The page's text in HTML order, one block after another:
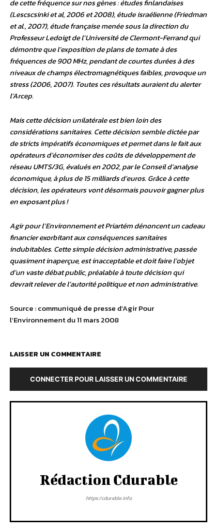
de cette fréquence sur nos gènes : études finlandaises
(Lescscsinki et al, 2006 et 2008), étude israélienne (Friedman
et al., 2007), étude française menée sous la direction du
Professeur Ledoigt de l’Université de Clermont-Ferrand qui
démontre que l’exposition de plans de tomate à des
fréquences de 900 MHz, pendant de courtes durées à des
niveaux de champs électromagnétiques faibles, provoque un
stress (2006, 2007). Toutes ces résultats auraient du alerter
l’Arcep.
Mais cette décision unilatérale est bien loin des
considérations sanitaires. Cette décision semble dictée par
de stricts impératifs économiques et permet dans le fait aux
opérateurs d’économiser des coûts de développement de
réseau UMTS/3G, évalués en 2002, par le Conseil d’analyse
économique, à plus de 15 milliards d’euros. Grâce à cette
décision, les opérateurs vont désormais pouvoir gagner plus
en exposant plus !
Agir pour l’Environnement et Priartém dénoncent un cadeau
financier exorbitant aux conséquences sanitaires
indubitables. Cette simple décision administrative, passée
quasiment inaperçue, est inacceptable et doit faire l’objet
d’un vaste débat public, préalable à toute décision qui
devrait relever de l’autorité politique et non administrative.
Source : communiqué de presse d’Agir Pour
l’Environnement du 11 mars 2008
LAISSER UN COMMENTAIRE
CONNECTER POUR LAISSER UN COMMENTAIRE
Rédaction Cdurable
https:/cdurable.info